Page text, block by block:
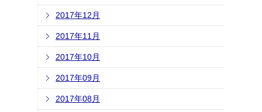
2017年12月
2017年11月
2017年10月
2017年09月
2017年08月